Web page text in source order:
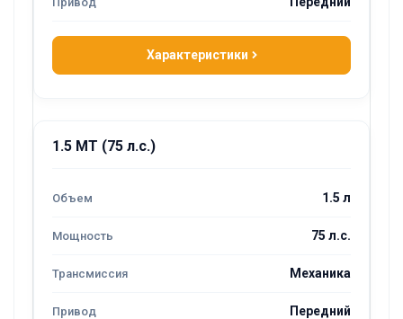
Характеристики
1.5 MT (75 л.с.)
1.5 л
75 л.с.
Механика
Передний